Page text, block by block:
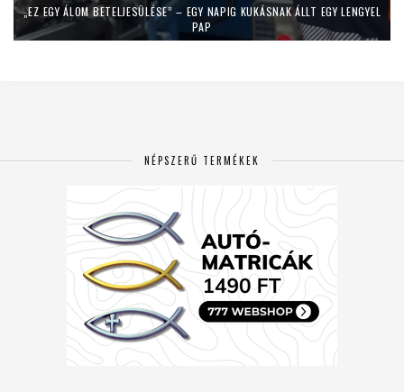
„EZ EGY ÁLOM BETELJESÜLÉSE” – EGY NAPIG KUKÁSNAK ÁLLT EGY LENGYEL
PAP
NÉPSZERŰ TERMÉKEK